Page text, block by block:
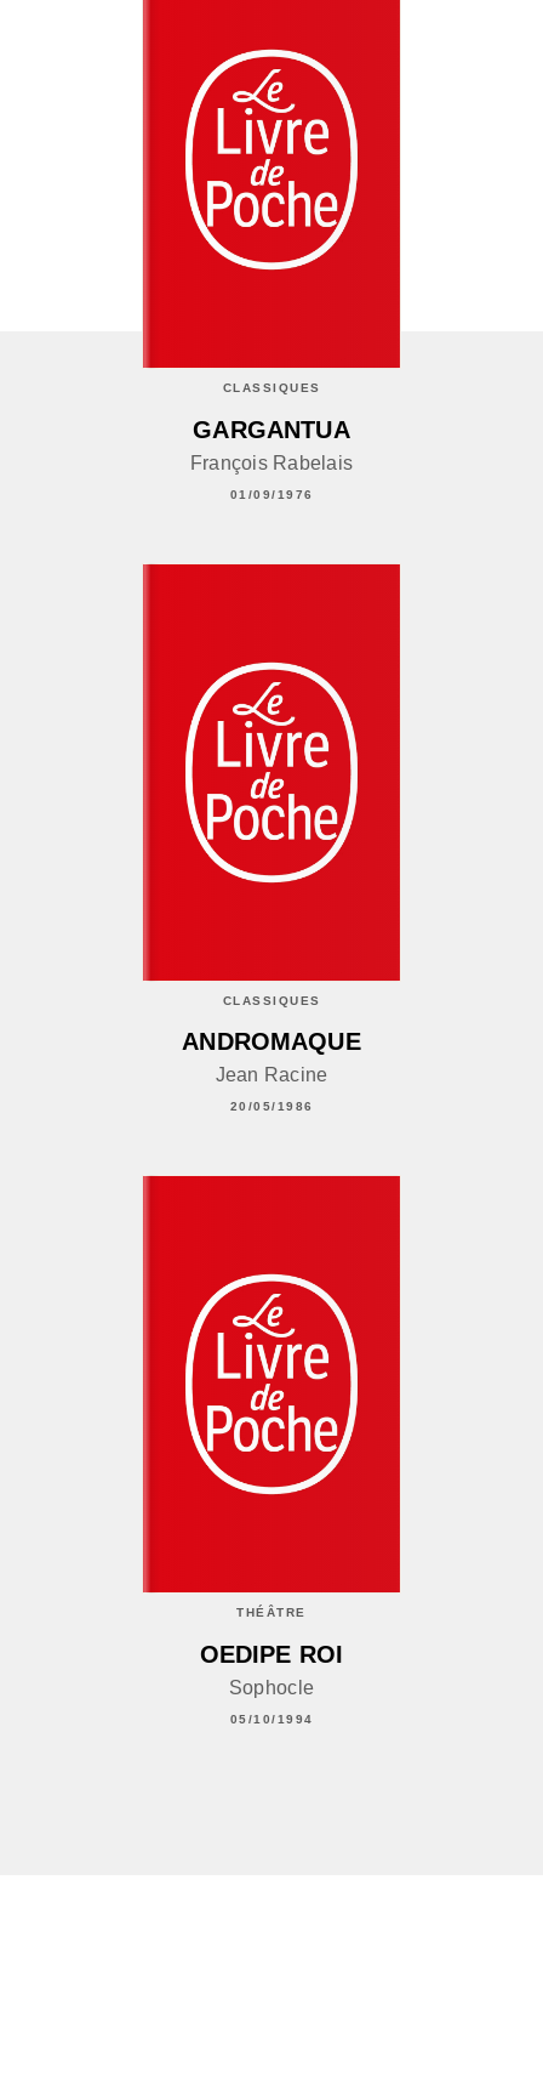
CLASSIQUES
GARGANTUA
François Rabelais
01/09/1976
CLASSIQUES
ANDROMAQUE
Jean Racine
20/05/1986
THÉÂTRE
OEDIPE ROI
Sophocle
05/10/1994